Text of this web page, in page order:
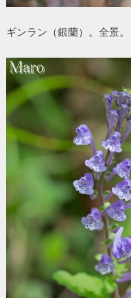
ギンラン（銀蘭）。全景。